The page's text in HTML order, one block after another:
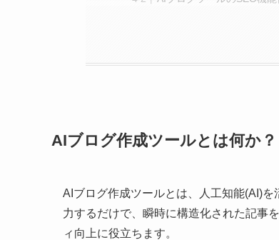
AIブログ作成ツールとは何か？
AIブログ作成ツールとは、人工知能(AI)
力するだけで、瞬時に構造化された記事
ィ向上に役立ちます。